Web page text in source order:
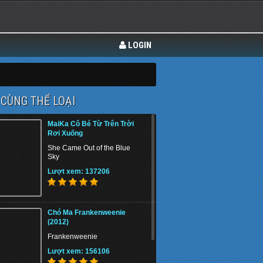
LOGIN
CÙNG THỂ LOẠI
MaiKa Cô Bé Từ Trên Trời
Rơi Xuống
She Came Out of the Blue
Sky
Lượt xem: 137206
Chó Ma Frankenweenie
(2012)
Frankenweenie
Lượt xem: 156106